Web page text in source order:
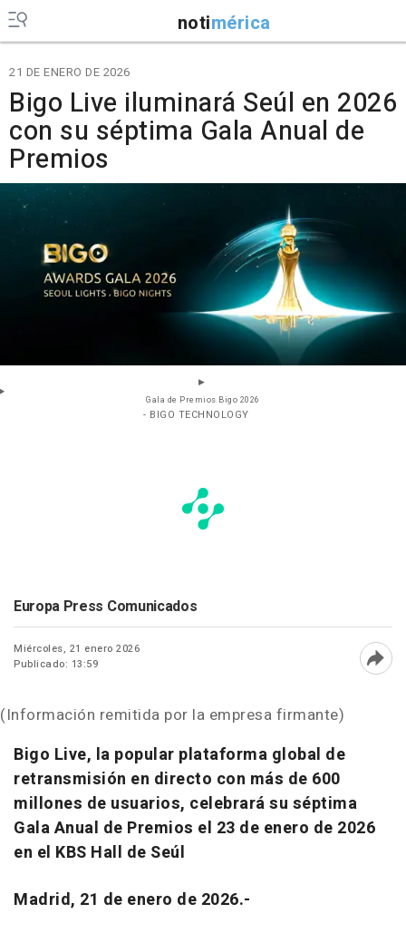
notimérica
21 DE ENERO DE 2026
Bigo Live iluminará Seúl en 2026
con su séptima Gala Anual de
Premios
Gala de Premios Bigo 2026
- BIGO TECHNOLOGY
Europa Press Comunicados
Miércoles, 21 enero 2026
Publicado: 13:59
(Información remitida por la empresa firmante)
Bigo Live, la popular plataforma global de
retransmisión en directo con más de 600
millones de usuarios, celebrará su séptima
Gala Anual de Premios el 23 de enero de 2026
en el KBS Hall de Seúl
Madrid, 21 de enero de 2026.-